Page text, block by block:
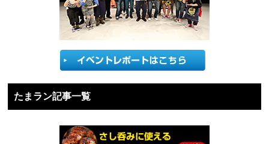
たまラン記事一覧